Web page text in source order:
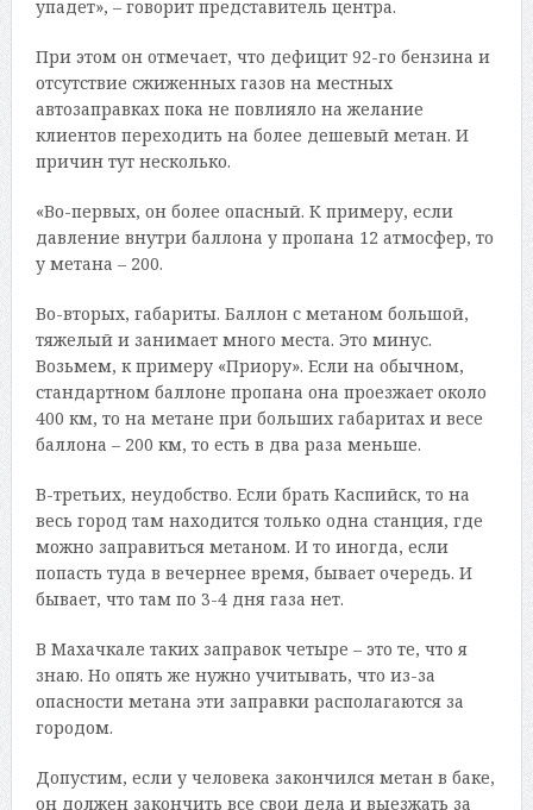
упадет», – говорит представитель центра.
При этом он отмечает, что дефицит 92-го бензина и
отсутствие сжиженных газов на местных
автозаправках пока не повлияло на желание
клиентов переходить на более дешевый метан. И
причин тут несколько.
«Во-первых, он более опасный. К примеру, если
давление внутри баллона у пропана 12 атмосфер, то
у метана – 200.
Во-вторых, габариты. Баллон с метаном большой,
тяжелый и занимает много места. Это минус.
Возьмем, к примеру «Приору». Если на обычном,
стандартном баллоне пропана она проезжает около
400 км, то на метане при больших габаритах и весе
баллона – 200 км, то есть в два раза меньше.
В-третьих, неудобство. Если брать Каспийск, то на
весь город там находится только одна станция, где
можно заправиться метаном. И то иногда, если
попасть туда в вечернее время, бывает очередь. И
бывает, что там по 3-4 дня газа нет.
В Махачкале таких заправок четыре – это те, что я
знаю. Но опять же нужно учитывать, что из-за
опасности метана эти заправки располагаются за
городом.
Допустим, если у человека закончился метан в баке,
он должен закончить все свои дела и выезжать за